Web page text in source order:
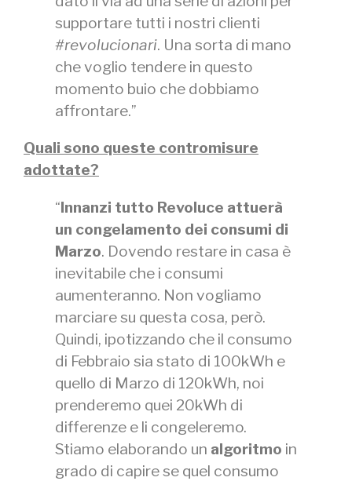
supportare tutti i nostri clienti
#revolucionari. Una sorta di mano
che voglio tendere in questo
momento buio che dobbiamo
affrontare.”
Quali sono queste contromisure
adottate?
“Innanzi tutto Revoluce attuerà
un congelamento dei consumi di
Marzo. Dovendo restare in casa è
inevitabile che i consumi
aumenteranno. Non vogliamo
marciare su questa cosa, però.
Quindi, ipotizzando che il consumo
di Febbraio sia stato di 100kWh e
quello di Marzo di 120kWh, noi
prenderemo quei 20kWh di
differenze e li congeleremo.
Stiamo elaborando un algoritmo in
grado di capire se quel consumo